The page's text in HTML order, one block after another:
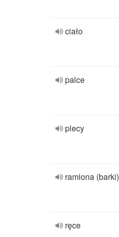
ciało
palce
plecy
ramiona (barki)
ręce